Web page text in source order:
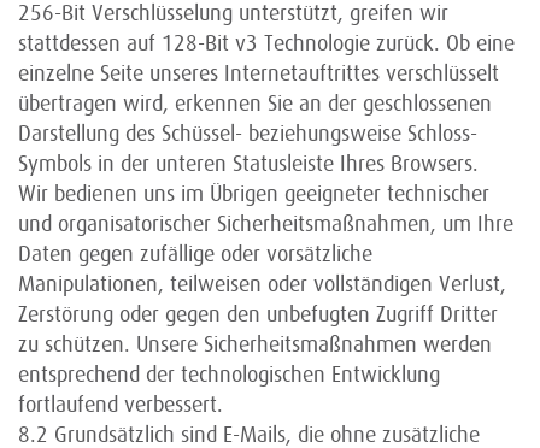
256-Bit Verschlüsselung unterstützt, greifen wir
stattdessen auf 128-Bit v3 Technologie zurück. Ob eine
einzelne Seite unseres Internetauftrittes verschlüsselt
übertragen wird, erkennen Sie an der geschlossenen
Darstellung des Schüssel- beziehungsweise Schloss-
Symbols in der unteren Statusleiste Ihres Browsers.
Wir bedienen uns im Übrigen geeigneter technischer
und organisatorischer Sicherheitsmaßnahmen, um Ihre
Daten gegen zufällige oder vorsätzliche
Manipulationen, teilweisen oder vollständigen Verlust,
Zerstörung oder gegen den unbefugten Zugriff Dritter
zu schützen. Unsere Sicherheitsmaßnahmen werden
entsprechend der technologischen Entwicklung
fortlaufend verbessert.
8.2 Grundsätzlich sind E-Mails, die ohne zusätzliche